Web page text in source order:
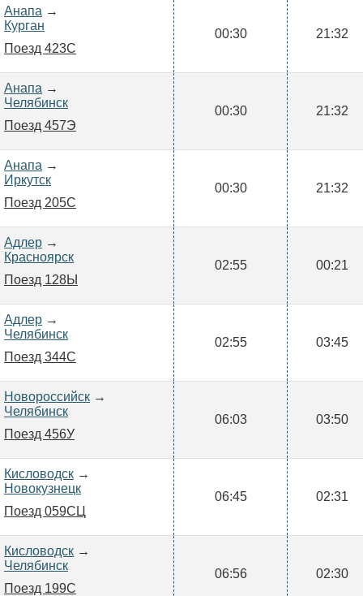
Анапа →
Курган
Поезд 423С
00:30 21:32
Анапа →
Челябинск
Поезд 457Э
00:30 21:32
Анапа →
Иркутск
Поезд 205С
00:30 21:32
Адлер →
Красноярск
Поезд 128Ы
02:55 00:21
Адлер →
Челябинск
Поезд 344С
02:55 03:45
Новороссийск →
Челябинск
Поезд 456У
06:03 03:50
Кисловодск →
Новокузнецк
Поезд 059СЦ
06:45 02:31
Кисловодск →
Челябинск
Поезд 199С
06:56 02:30